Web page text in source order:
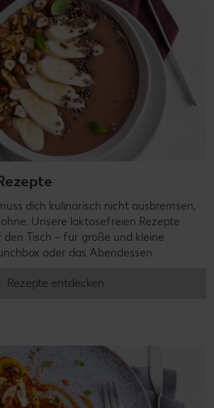
dich kulinarisch nicht ausbremsen,
Unsere laktosefreien Rezepte
Tisch – für große und kleine
oder das Abendessen.
Rezepte entdecken